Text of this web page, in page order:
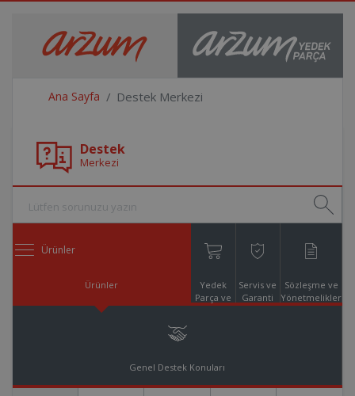
Ana Sayfa Destek Merkezi
Destek
Merkezi
Ürünler
Ürünler
Yedek
Parça ve
Servis ve
Garanti
Sözleşme ve
Yönetmelikler
Genel Destek Konuları